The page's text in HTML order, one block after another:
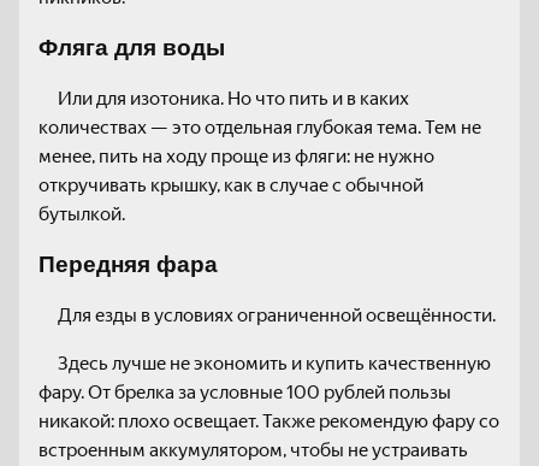
Фляга для воды
Или для изотоника. Но что пить и в каких
количествах — это отдельная глубокая тема. Тем не
менее, пить на ходу проще из фляги: не нужно
откручивать крышку, как в случае с обычной
бутылкой.
Передняя фара
Для езды в условиях ограниченной освещённости.
Здесь лучше не экономить и купить качественную
фару. От брелка за условные 100 рублей пользы
никакой: плохо освещает. Также рекомендую фару со
встроенным аккумулятором, чтобы не устраивать